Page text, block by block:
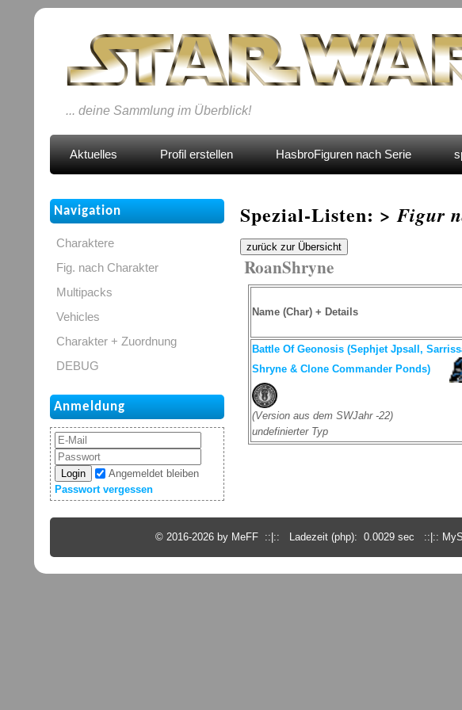
... deine Sammlung im Überblick!
Aktuelles Profil erstellen HasbroFiguren nach Serie
Navigation
Charaktere
Fig. nach Charakter
Multipacks
Vehicles
Charakter + Zuordnung
DEBUG
Anmeldung
Login
Angemeldet bleiben
Passwort vergessen
Spezial-Listen: >Figur
zurück zur Übersicht
RoanShryne
Name (Char) + Details
Battle Of Geonosis (Sephjet Jpsall,
Shryne & Clone Commander Ponds)
(Version aus dem SWJahr -22)
undefinierter Typ
© 2016-2026 by MeFF ::|:: Ladezeit (php): 0.0029 sec ::|::